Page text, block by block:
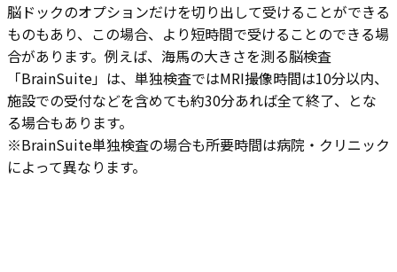
脳ドックのオプションだけを切り出して受けることができる
ものもあり、この場合、より短時間で受けることのできる場
合があります。例えば、海馬の大きさを測る脳検査
「BrainSuite」は、単独検査ではMRI撮像時間は10分以内、
施設での受付などを含めても約30分あれば全て終了、とな
る場合もあります。
※BrainSuite単独検査の場合も所要時間は病院・クリニック
によって異なります。